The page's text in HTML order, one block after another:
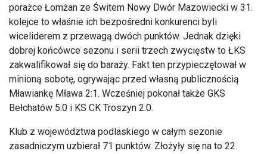
porażce Łomżan ze Świtem Nowy Dwór Mazowiecki w 31.
kolejce to właśnie ich bezpośredni konkurenci byli
wiceliderem z przewagą dwóch punktów. Jednak dzięki
dobrej końcówce sezonu i serii trzech zwycięstw to ŁKS
zakwalifikował się do baraży. Fakt ten przypieczętował w
minioną sobotę, ogrywając przed własną publicznością
Mławiankę Mława 2:1. Wcześniej pokonał także GKS
Bełchatów 5:0 i KS CK Troszyn 2:0.
Klub z województwa podlaskiego w całym sezonie
zasadniczym uzbierał 71 punktów. Złożyły się na to 22